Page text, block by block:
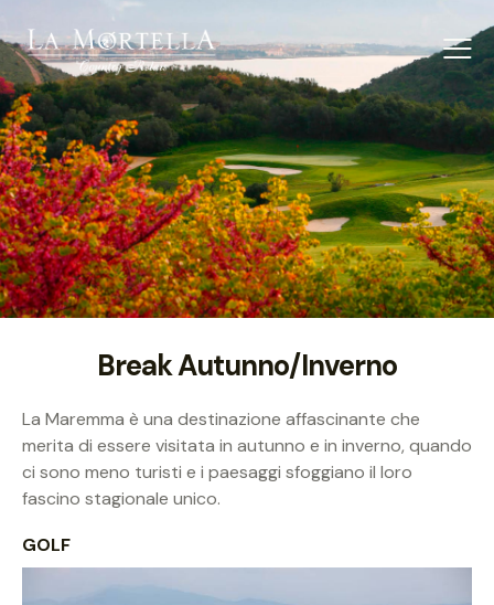
Break Autunno/Inverno
La Maremma è una destinazione affascinante che
merita di essere visitata in autunno e in inverno, quando
ci sono meno turisti e i paesaggi sfoggiano il loro
fascino stagionale unico.
GOLF